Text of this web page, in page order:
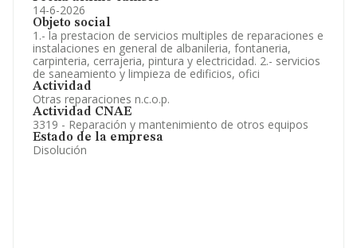
14-6-2026
Objeto social
1.- la prestacion de servicios multiples de reparaciones e
instalaciones en general de albanileria, fontaneria,
carpinteria, cerrajeria, pintura y electricidad. 2.- servicios
de saneamiento y limpieza de edificios, ofici
Actividad
Otras reparaciones n.c.o.p.
Actividad CNAE
3319 - Reparación y mantenimiento de otros equipos
Estado de la empresa
Disolución